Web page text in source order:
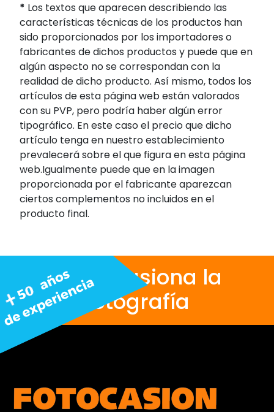
* Los textos que aparecen describiendo las
características técnicas de los productos han
sido proporcionados por los importadores o
fabricantes de dichos productos y puede que en
algún aspecto no se correspondan con la
realidad de dicho producto. Así mismo, todos los
artículos de esta página web están valorados
con su PVP, pero podría haber algún error
tipográfico. En este caso el precio que dicho
artículo tenga en nuestro establecimiento
prevalecerá sobre el que figura en esta página
web.Igualmente puede que en la imagen
proporcionada por el fabricante aparezcan
ciertos complementos no incluidos en el
producto final.
Nos apasiona la
fotografía